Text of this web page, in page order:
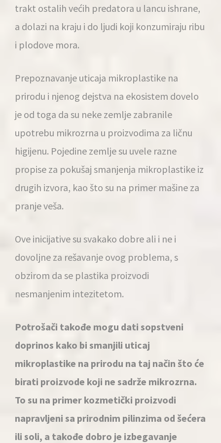
trakt ostalih većih predatora u lancu ishrane,
a dolazi na kraju i do ljudi koji konzumiraju ribu
i plodove mora.
Prepoznavanje uticaja mikroplastike na
prirodu i njenog dejstva na ekosistem dovelo
je od toga da su neke zemlje zabranile
upotrebu mikrozrna u proizvodima za ličnu
higijenu. Pojedine zemlje su uvele razne
propise za pokušaj smanjenja mikroplastike iz
drugih izvora, kao što su na primer mašine za
pranje veša.
Ove inicijative su svakako dobre ali i ne i
dovoljne za rešavanje ovog problema, s
obzirom da se plastika proizvodi
nesmanjenim intezitetom.
Potrošači takođe mogu dati sopstveni
doprinos kako bi smanjili uticaj
mikroplastike na prirodu na taj način što će
birati proizvode koji ne sadrže mikrozrna.
To su na primer kozmetički proizvodi
napravljeni sa prirodnim pilinzima od šećera
ili soli, a takođe dobro je izbegavanje